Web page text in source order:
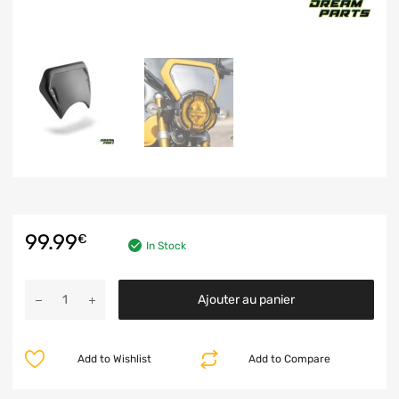
99.99€ In Stock
Ajouter au panier
Add to Compare
Add to Wishlist